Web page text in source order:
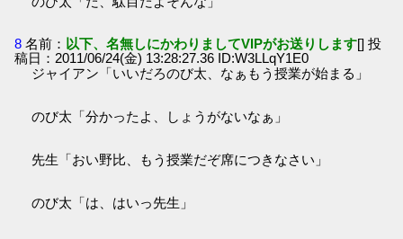
8 名前： 以下、名無しにかわりましてVIPがお送りします[] 投
稿日：2011/06/24(金) 13:28:27.36 ID:W3LLqY1E0
ジャイアン「いいだろのび太、なぁもう授業が始まる」
のび太「分かったよ、しょうがないなぁ」
先生「おい野比、もう授業だぞ席につきなさい」
のび太「は、はいっ先生」